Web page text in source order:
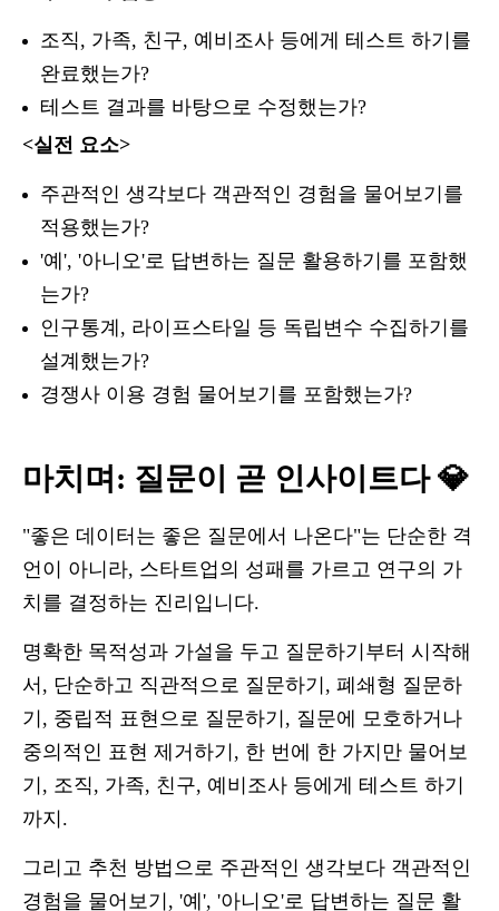
조직, 가족, 친구, 예비조사 등에게 테스트 하기를
완료했는가?
테스트 결과를 바탕으로 수정했는가?
<실전 요소>
주관적인 생각보다 객관적인 경험을 물어보기를
적용했는가?
'예', '아니오'로 답변하는 질문 활용하기를 포함했
는가?
인구통계, 라이프스타일 등 독립변수 수집하기를
설계했는가?
경쟁사 이용 경험 물어보기를 포함했는가?
마치며: 질문이 곧 인사이트다 💎
"좋은 데이터는 좋은 질문에서 나온다"는 단순한 격
언이 아니라, 스타트업의 성패를 가르고 연구의 가
치를 결정하는 진리입니다.
명확한 목적성과 가설을 두고 질문하기부터 시작해
서, 단순하고 직관적으로 질문하기, 폐쇄형 질문하
기, 중립적 표현으로 질문하기, 질문에 모호하거나
중의적인 표현 제거하기, 한 번에 한 가지만 물어보
기, 조직, 가족, 친구, 예비조사 등에게 테스트 하기
까지.
그리고 추천 방법으로 주관적인 생각보다 객관적인
경험을 물어보기, '예', '아니오'로 답변하는 질문 활